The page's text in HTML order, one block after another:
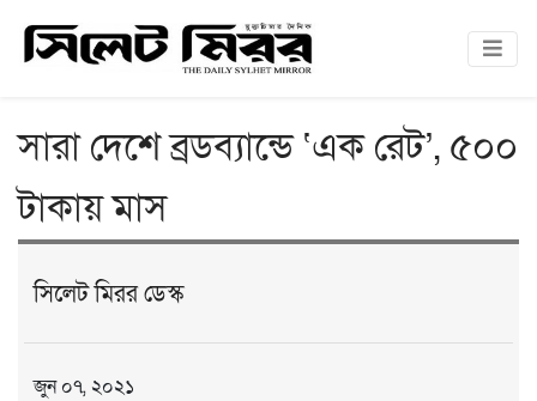
সারা দেশে ব্রডব্যান্ডে ‘এক রেট’, ৫০০
টাকায় মাস
সিলেট মিরর ডেস্ক
জুন ০৭, ২০২১